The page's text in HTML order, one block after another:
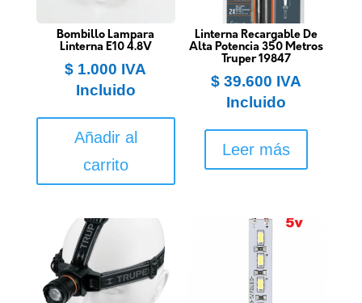
Bombillo Lampara
Linterna E10 4.8V
$ 1.000 IVA
Incluido
Añadir al
carrito
Linterna Recargable De
Alta Potencia 350 Metros
Truper 19847
$ 39.600 IVA
Incluido
Leer más